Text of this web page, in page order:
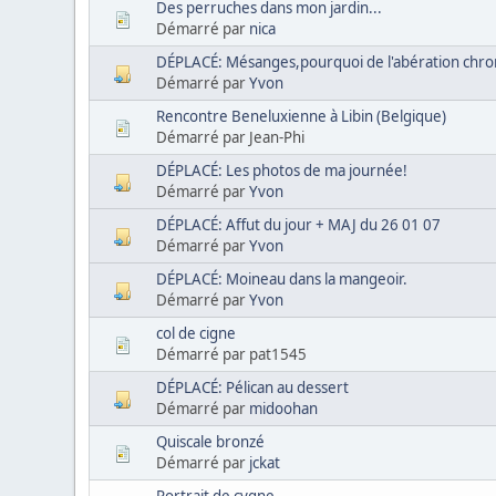
Des perruches dans mon jardin...
Démarré par nica
DÉPLACÉ: Mésanges,pourquoi de l'abération
Démarré parYvon
Rencontre Beneluxienne à Libin (Belgique)
Démarré par Jean-Phi
DÉPLACÉ: Les photos de ma journée!
Démarré parYvon
DÉPLACÉ: Affut du jour + MAJ du 26 01 07
Démarré parYvon
DÉPLACÉ: Moineau dans la mangeoir.
Démarré parYvon
col de cigne
Démarré par pat1545
DÉPLACÉ: Pélican au dessert
Démarré par midoohan
Quiscale bronzé
Démarré par jckat